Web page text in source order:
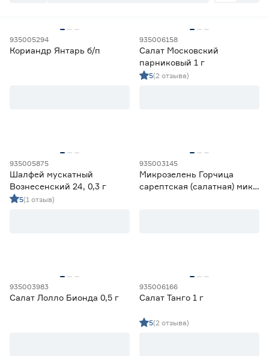
Семена пряных трав
Травы для животных
Амарант
Анис
Базилик
Горчица
Ещё 40
Место высадки
Срок созревания
Позднеспелый
935005294
Кориандр Янтарь б/п
935006158
Салат Московский
парниковый 1 г
5(2 отзыва)
935005875
Шалфей мускатный
Вознесенский 24, 0,3 г
5(1 отзыв)
935003145
Микрозелень Горчица
сарептская (салатная) микс
935003983
Салат Лолло Бионда 0,5 г
935006166
Салат Танго 1 г
5(2 отзыва)